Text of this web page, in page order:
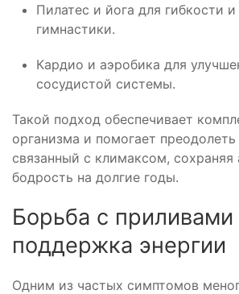
Пилатес и йога для гибкости
гимнастики.
Кардио и аэробика для
сосудистой системы.
Такой подход обеспечивает
организма и помогает
связанный с климаксом, сохраняя
бодрость на долгие годы.
Борьба с приливами
поддержка энергии
Одним из частых симптомов